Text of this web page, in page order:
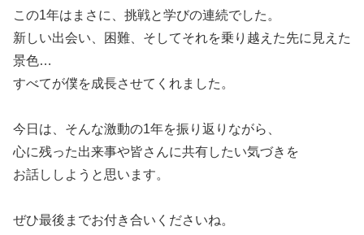
この1年はまさに、挑戦と学びの連続でした。
新しい出会い、困難、そしてそれを乗り越えた先に見えた
景色…
すべてが僕を成長させてくれました。
今日は、そんな激動の1年を振り返りながら、
心に残った出来事や皆さんに共有したい気づきを
お話ししようと思います。
ぜひ最後までお付き合いくださいね。